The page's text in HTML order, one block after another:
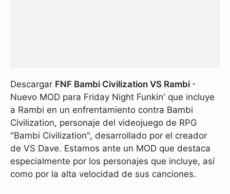
Descargar FNF Bambi Civilization VS Rambi -
Nuevo MOD para Friday Night Funkin' que incluye
a Rambi en un enfrentamiento contra Bambi
Civilization, personaje del videojuego de RPG
"Bambi Civilization", desarrollado por el creador
de VS Dave. Estamos ante un MOD que destaca
especialmente por los personajes que incluye, así
como por la alta velocidad de sus canciones.